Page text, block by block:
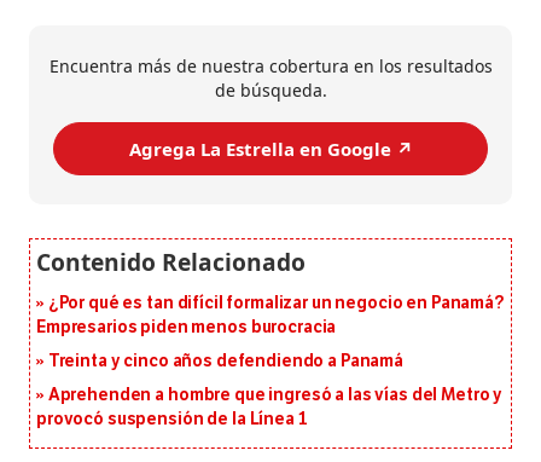
Encuentra más de nuestra cobertura en los resultados
de búsqueda.
Agrega La Estrella en Google ↗️
¿Por qué es tan difícil formalizar un negocio en Panamá?
Empresarios piden menos burocracia
Treinta y cinco años defendiendo a Panamá
Aprehenden a hombre que ingresó a las vías del Metro y
provocó suspensión de la Línea 1